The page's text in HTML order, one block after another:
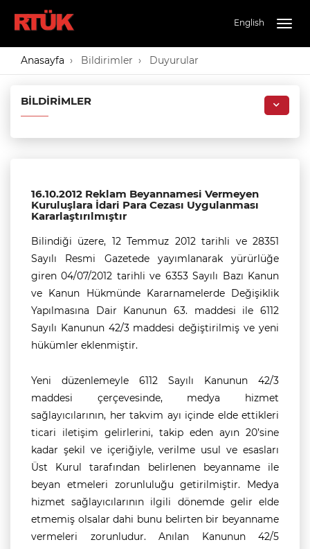
English
Anasayfa Bildirimler Duyurular
BILDIRIMLER
16.10.2012 Reklam Beyannamesi Vermeyen
Kuruluşlara İdari Para Cezası Uygulanması
Kararlaştırılmıştır
Bilindiği üzere, 12 Temmuz 2012 tarihli ve 28351
Sayılı Resmi Gazetede yayımlanarak yürürlüğe
giren 04/07/2012 tarihli ve 6353 Sayılı Bazı Kanun
ve Kanun Hükmünde Kararnamelerde Değişiklik
Yapılmasına Dair Kanunun 63. maddesi ile 6112
Sayılı Kanunun 42/3 maddesi değiştirilmiş ve yeni
hükümler eklenmiştir.
Yeni düzenlemeyle 6112 Sayılı Kanunun 42/3
maddesi çerçevesinde, medya hizmet
sağlayıcılarının, her takvim ayı içinde elde ettikleri
ticari iletişim gelirlerini, takip eden ayın 20’sine
kadar şekil ve içeriğiyle, verilme usul ve esasları
Üst Kurul tarafından belirlenen beyanname ile
beyan etmeleri zorunluluğu getirilmiştir. Medya
hizmet sağlayıcılarının ilgili dönemde gelir elde
etmemiş olsalar dahi bunu belirten bir beyanname
vermeleri zorunludur. Anılan Kanunun 42/5